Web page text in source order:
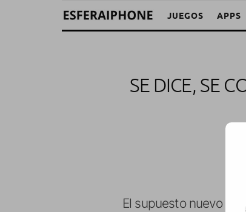
JUEGOS APPS
SE DICE, SE
El supuesto nuevo